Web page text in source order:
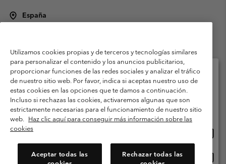
España
Condiciones de uso
Terminos de Venta
Garantía
Política de Privacidad
Términos y condiciones del programa de miembros
Términos De Uso Del Contenido Generado Por Los Usuarios
Impressum
Cookies Public CBCR
Utilizamos cookies propias y de terceros y tecnologías similares
para personalizar el contenido y los anuncios publicitarios,
proporcionar funciones de las redes sociales y analizar el tráfico
de nuestro sitio web. Por favor, indica si aceptas nuestro uso de
estas cookies en las opciones que te damos a continuación.
Incluso si rechazas las cookies, activaremos algunas que son
estrictamente necesarias para el funcionamiento de nuestro sitio
web. Haz clic aquí para conseguir más información sobre las
cookies
Aceptar todas las
Rechazar todas las
Selecciona tu país e idioma envío
Compras en línea disponibles
línea
España